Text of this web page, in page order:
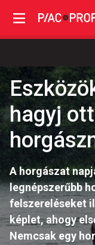
hagyj
A horgászat
legnépszerűbb
felszereléseket
képlet, ahogy
Nemcsak egy